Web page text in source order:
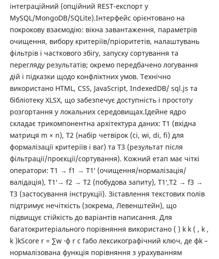
інтеграційний (опційний REST-експорт у
MySQL/MongoDB/SQLite).Інтерфейс орієнтовано на
покрокову взаємодію: вікна завантаження, параметрів
очищення, вибору критеріїв/пріоритетів, налаштувань
фільтрів і часткового збігу, запуску сортування та
перегляду результатів; окремо передбачено логування
дій і підказки щодо конфліктних умов. Технічно
використано HTML, CSS, JavaScript, IndexedDB/ sql.js та
бібліотеку XLSX, що забезпечує доступність і простоту
розгортання у локальних середовищах.Ідейне ядро
складає трикомпонентна архітектура даних: T1 (вхідна
матриця m × n), T2 (набір четвірок (ci, wi, di, fi) для
формалізації критеріїв і ваг) та T3 (результат після
фільтрації/проєкції/сортування). Кожний етап має чіткі
оператори: T1 → f1 → T1′ (очищення/нормалізація/
валідація), T1′→ f2 → T2 (побудова запиту), T1′,T2 → f3 →
T3 (застосування інструкції). Зіставлення текстових полів
підтримує нечіткість (зокрема, Левенштейн), що
підвищує стійкість до варіантів написання. Для
багатокритеріального порівняння використано ( ) k k ( , k ,
k )kScore r = ∑w ⋅ϕ r c fабо лексикографічний ключ, де ϕk –
нормалізована функція порівняння з урахуванням